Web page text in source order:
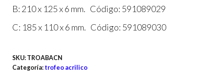
B: 210 x 125 x 6 mm. Código: 591089029
C: 185 x 110 x 6 mm. Código: 591089030
SKU: TROABACN
Categoría: trofeo acrilico